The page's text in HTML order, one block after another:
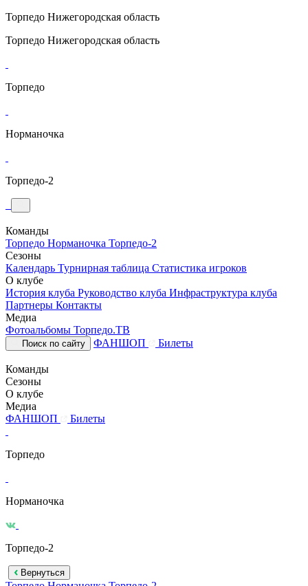
Торпедо Нижегородская область
Торпедо Нижегородская область
Торпедо
Норманочка
Торпедо-2
Команды
Торпедо Норманочка Торпедо-2
Сезоны
Календарь Турнирная таблица Статистика игроков
О клубе
История клуба Руководство клуба Инфраструктура клуба
Партнеры Контакты
Медиа
Фотоальбомы Торпедо.ТВ
Поиск по сайту ФАНШОП Билеты
Команды
Сезоны
О клубе
Медиа
ФАНШОП
Билеты
Торпедо
Норманочка
Торпедо-2
Вернуться